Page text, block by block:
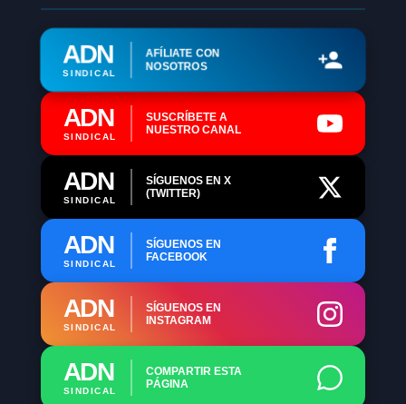
ADN
SINDICAL
AFÍLIATE CON
NOSOTROS
ADN
SINDICAL
SUSCRÍBETE A
NUESTRO CANAL
ADN
SINDICAL
SÍGUENOS EN X
(TWITTER)
ADN
SINDICAL
SÍGUENOS EN
FACEBOOK
ADN
SINDICAL
SÍGUENOS EN
INSTAGRAM
ADN
SINDICAL
COMPARTIR ESTA
PÁGINA